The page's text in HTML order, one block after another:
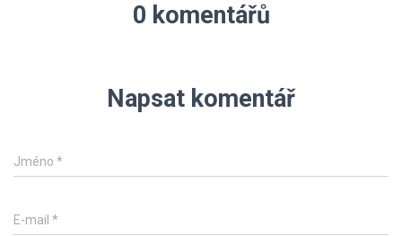
0 komentářů
Napsat komentář
Jméno *
E-mail *